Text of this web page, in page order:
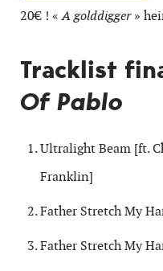
20€ ! «A golddigger»
Tracklist
Of Pablo
Ultralight Beam [ft.
Franklin]
Father Stretch My
Father Stretch My